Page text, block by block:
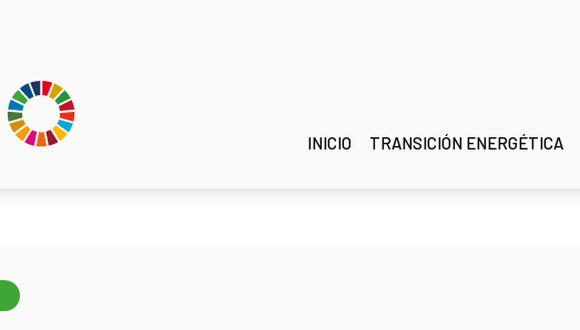
INICIO TRANSICIÓN ENERGÉTICA